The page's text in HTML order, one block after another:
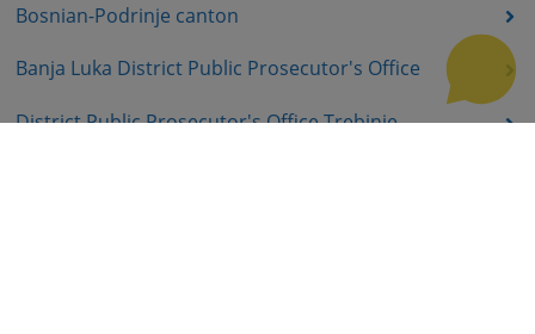
Bosnian-Podrinje canton
Banja Luka District Public Prosecutor's Office
District Public Prosecutor's Office Trebinje